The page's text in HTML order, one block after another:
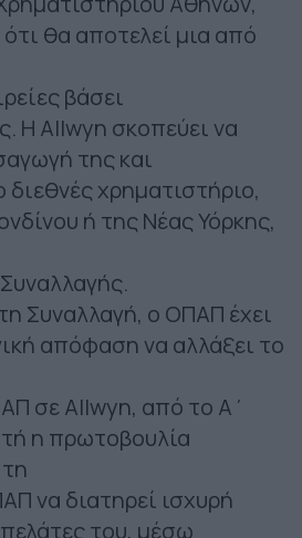
θα αποτελεί μια από
βάσει
Η Allwyn σκοπεύει να
της και
χρηματιστήριο,
ή της Νέας Υόρκης,
Συναλλαγή, ο ΟΠΑΠ έχει
απόφαση να αλλάξει το
σε Allwyn, από το Α΄
η πρωτοβουλία
να διατηρεί ισχυρή
του, μέσω